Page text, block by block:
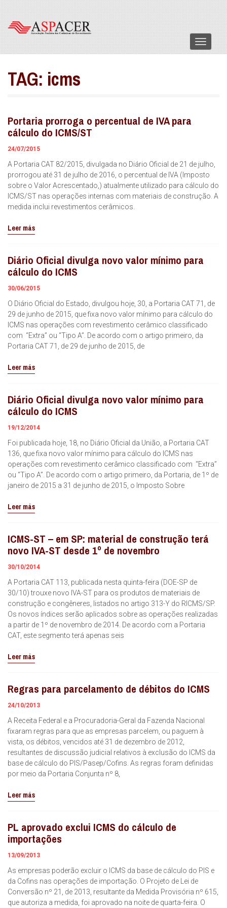
Menu
TAG: icms
Portaria prorroga o percentual de IVA para
cálculo do ICMS/ST
24/07/2015
A Portaria CAT 82/2015, divulgada no Diário Oficial de 21 de julho,
prorrogou até 31 de julho de 2016, o percentual de IVA (Imposto
sobre o Valor Acrescentado,) atualmente utilizado para cálculo do
ICMS/ST nas operações internas com materiais de construção. A
medida inclui revestimentos cerâmicos.
Leer más
Diário Oficial divulga novo valor mínimo para
cálculo do ICMS
30/06/2015
O Diário Oficial do Estado, divulgou hoje, 30, a Portaria CAT 71, de
29 de junho de 2015, que fixa novo valor mínimo para cálculo do
ICMS nas operações com revestimento cerâmico classificado
com “Extra” ou “Tipo A”. De acordo com o artigo primeiro, da
Portaria CAT 71, de 29 de junho de 2015, de
Leer más
Diário Oficial divulga novo valor mínimo para
cálculo do ICMS
19/12/2014
Foi publicada hoje, 18, no Diário Oficial da União, a Portaria CAT
136, que fixa novo valor mínimo para cálculo do ICMS nas
operações com revestimento cerâmico classificado com “Extra”
ou “Tipo A”. De acordo com o artigo primeiro, da Portaria, de 1º de
janeiro de 2015 a 31 de junho de 2015, o Imposto Sobre
Leer más
ICMS-ST – em SP: material de construção terá
novo IVA-ST desde 1º de novembro
30/10/2014
A Portaria CAT 113, publicada nesta quinta-feira (DOE-SP de
30/10) trouxe novo IVA-ST para os produtos de materiais de
construção e congêneres, listados no artigo 313-Y do RICMS/SP.
Os novos índices serão aplicados sobre as operações realizadas
a partir de 1º de novembro de 2014. De acordo com a Portaria
CAT, este segmento terá apenas seis
Leer más
Regras para parcelamento de débitos do ICMS
24/10/2013
A Receita Federal e a Procuradoria-Geral da Fazenda Nacional
fixaram regras para que as empresas parcelem, ou paguem à
vista, os débitos, vencidos até 31 de dezembro de 2012,
resultantes de discussão judicial relativos à exclusão do ICMS da
base de cálculo do PIS/Pasep/Cofins. As regras foram definidas
por meio da Portaria Conjunta nº 8,
Leer más
PL aprovado exclui ICMS do cálculo de
importações
13/09/2013
As empresas poderão excluir o ICMS da base de cálculo do PIS e
da Cofins nas operações de importação. O Projeto de Lei de
Conversão nº 21, de 2013, resultante da Medida Provisória nº 615,
que autoriza a medida, foi aprovado na noite de quarta-feira. O